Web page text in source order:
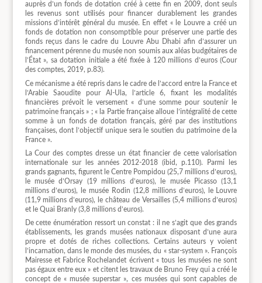
auprès d’un fonds de dotation créé à cette fin en 2009, dont seuls
les revenus sont utilisés pour financer durablement les grandes
missions d’intérêt général du musée. En effet « le Louvre a créé un
fonds de dotation non consomptible pour préserver une partie des
fonds reçus dans le cadre du Louvre Abu Dhabi afin d’assurer un
financement pérenne du musée non soumis aux aléas budgétaires de
l’État », sa dotation initiale a été fixée à 120 millions d’euros (Cour
des comptes, 2019, p.83).
Ce mécanisme a été repris dans le cadre de l’accord entre la France et
l’Arabie Saoudite pour Al-Ula, l’article 6, fixant les modalités
financières prévoit le versement « d’une somme pour soutenir le
patrimoine français » ; « la Partie française alloue l’intégralité de cette
somme à un fonds de dotation français, géré par des institutions
françaises, dont l’objectif unique sera le soutien du patrimoine de la
France ».
La Cour des comptes dresse un état financier de cette valorisation
internationale sur les années 2012-2018 (ibid, p.110). Parmi les
grands gagnants, figurent le Centre Pompidou (25,7 millions d’euros),
le musée d’Orsay (19 millions d’euros), le musée Picasso (13,1
millions d’euros), le musée Rodin (12,8 millions d’euros), le Louvre
(11,9 millions d’euros), le château de Versailles (5,4 millions d’euros)
et le Quai Branly (3,8 millions d’euros).
De cette énumération ressort un constat : il ne s’agit que des grands
établissements, les grands musées nationaux disposant d’une aura
propre et dotés de riches collections. Certains auteurs y voient
l’incarnation, dans le monde des musées, du « star-system ». François
Mairesse et Fabrice Rochelandet écrivent « tous les musées ne sont
pas égaux entre eux » et citent les travaux de Bruno Frey qui a créé le
concept de « musée superstar », ces musées qui sont capables de